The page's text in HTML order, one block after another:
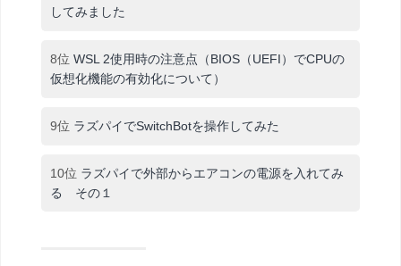
してみました
8位 WSL 2使用時の注意点（BIOS（UEFI）でCPUの
仮想化機能の有効化について）
9位 ラズパイでSwitchBotを操作してみた
10位 ラズパイで外部からエアコンの電源を入れてみ
る その１